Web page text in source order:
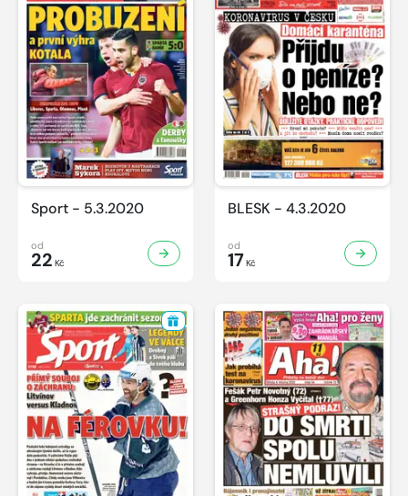
Sport - 5.3.2020
od
22 Kč
BLESK - 4.3.2020
od
17 Kč